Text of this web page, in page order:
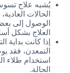
يُشبه علاج تسوس
الحالات
الوصول إلى
العلاج بشكل
إذا كانت
التمعدن، فقد
استخدام طلاء
الحالة.